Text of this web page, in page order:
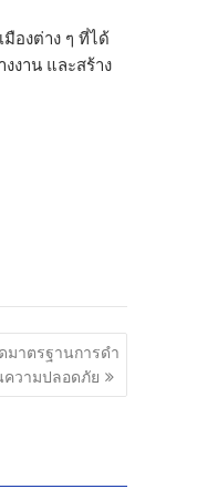
องต่าง ๆ ที่ได้
งาน และสร้าง
มาตรฐานการดำ
วามปลอดภัย